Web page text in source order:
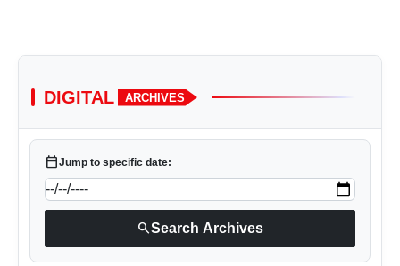
DIGITAL ARCHIVES
calendar_todayJump to specific date:
searchSearch Archives